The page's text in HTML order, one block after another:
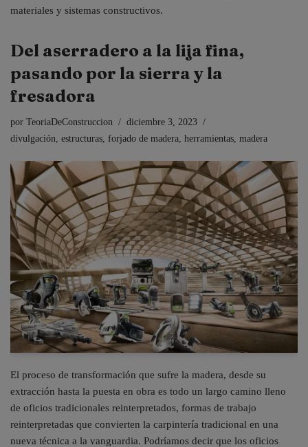
materiales y sistemas constructivos.
Del aserradero a la lija fina,
pasando por la sierra y la
fresadora
por TeoriaDeConstruccion
diciembre 3, 2023
divulgación estructuras forjado de madera herramientas madera
El proceso de transformación que sufre la madera, desde su
extracción hasta la puesta en obra es todo un largo camino lleno
de oficios tradicionales reinterpretados, formas de trabajo
reinterpretadas que convierten la carpintería tradicional en una
nueva técnica a la vanguardia. Podríamos decir que los oficios